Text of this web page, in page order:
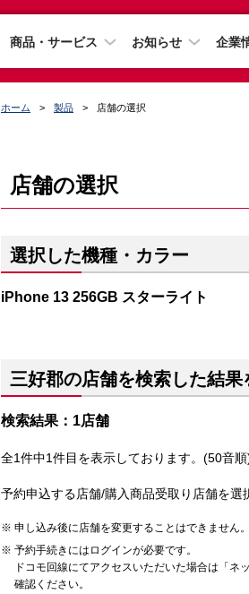
商品・サービス お知らせ 企業
ホーム 製品 店舗の選択
店舗の選択
選択した機種・カラー
iPhone 13 256GB スターライト
三好郡の店舗を検索した結
検索結果：1店舗
全1件中1件目を表示しております。(50音順
予約申込する店舗/購入商品受取り店舗を選
申し込み後に店舗を変更することはできません。
予約手続きにはログインが必要です。
ドコモ回線にてアクセスいただいた場合は「
確認ください。